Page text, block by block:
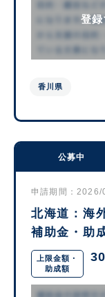
登
香川県
公募中
申請期間：
北海道：海
補助金・助
上限金額・
助成額